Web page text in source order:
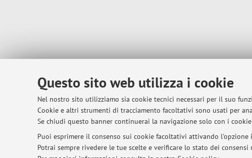
Questo sito web utilizza i cookie
Nel nostro sito utilizziamo sia cookie tecnici necessari per il suo
Cookie e altri strumenti di tracciamento facoltativi sono usati per
Se chiudi questo banner continuerai la navigazione solo con i cookie
Puoi esprimere il consenso sui cookie facoltativi attivando
Potrai sempre rivedere le tue scelte e verificare lo stato dei